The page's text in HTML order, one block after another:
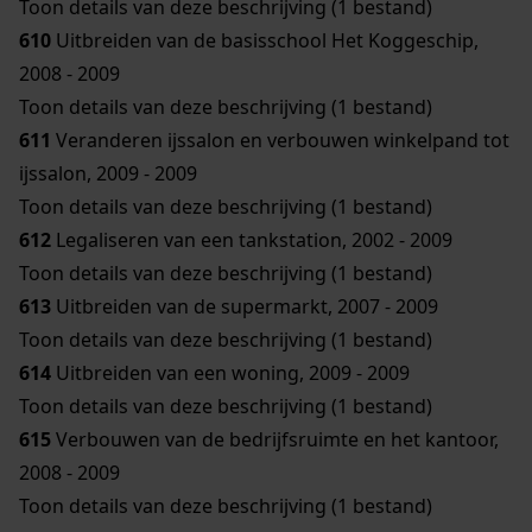
Toon details van deze beschrijving (1 bestand)
610 Uitbreiden van de basisschool Het Koggeschip,
2008 - 2009
Toon details van deze beschrijving (1 bestand)
611 Veranderen ijssalon en verbouwen winkelpand tot
ijssalon, 2009 - 2009
Toon details van deze beschrijving (1 bestand)
612 Legaliseren van een tankstation, 2002 - 2009
Toon details van deze beschrijving (1 bestand)
613 Uitbreiden van de supermarkt, 2007 - 2009
Toon details van deze beschrijving (1 bestand)
614 Uitbreiden van een woning, 2009 - 2009
Toon details van deze beschrijving (1 bestand)
615Verbouwen van de bedrijfsruimte en het kantoor,
2008 - 2009
Toon details van deze beschrijving (1 bestand)